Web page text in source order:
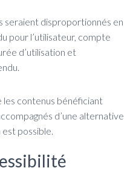
seraient disproportionnés en
pour l’utilisateur, compte
d’utilisation et
contenus bénéficiant
d’une alternative
est possible.